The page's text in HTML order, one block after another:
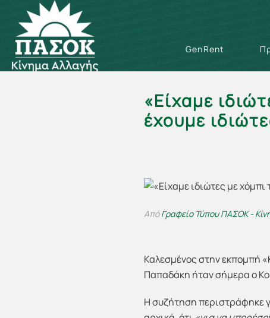
GenRent
«Είχαμε
έχουμε
ΑπόΓραφείο Τύπου ΠΑΣΟΚ -
Καλεσμένος στην εκπομπή
Παπαδάκη ήταν σήμερα ο
Η συζήτηση περιστράφηκε